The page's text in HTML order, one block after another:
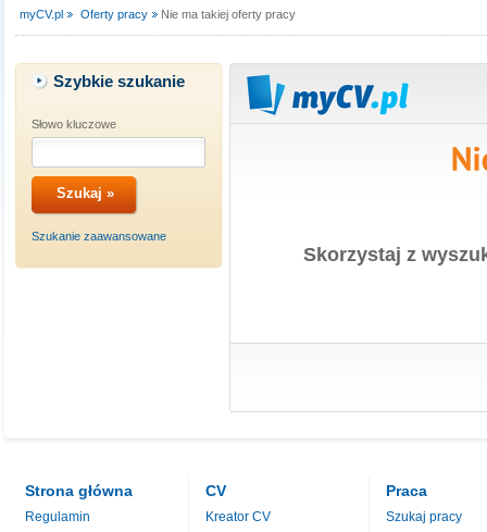
myCV.pl Oferty pracy Nie ma takiej oferty pracy
Szybkie szukanie
Słowo kluczowe
Szukanie zaawansowane
Skorzystaj z
Strona główna
Regulamin
CV
Kreator CV
Praca
Szukaj pracy